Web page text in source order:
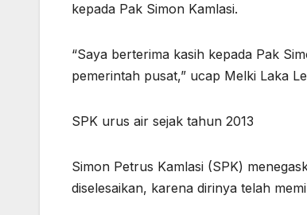
kepada Pak Simon Kamlasi.
“Saya berterima kasih kepada Pak
pemerintah pusat,” ucap Melki Laka
SPK urus air sejak tahun 2013
Simon Petrus Kamlasi (SPK)
diselesaikan, karena dirinya telah